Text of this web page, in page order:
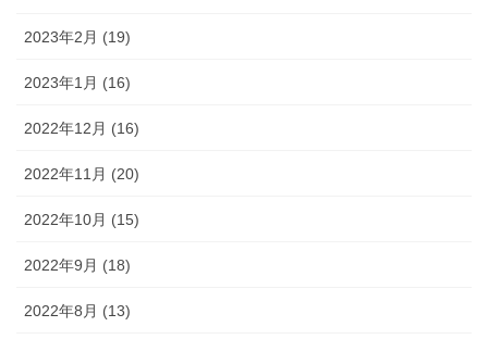
2023年2月 (19)
2023年1月 (16)
2022年12月 (16)
2022年11月 (20)
2022年10月 (15)
2022年9月 (18)
2022年8月 (13)